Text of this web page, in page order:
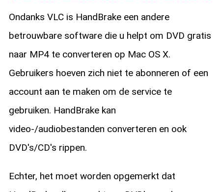
Ondanks VLC is HandBrake een andere
betrouwbare software die u helpt om DVD gratis
naar MP4 te converteren op Mac OS X.
Gebruikers hoeven zich niet te abonneren of een
account aan te maken om de service te
gebruiken. HandBrake kan
video-/audiobestanden converteren en ook
DVD's/CD's rippen.
Echter, het moet worden opgemerkt dat